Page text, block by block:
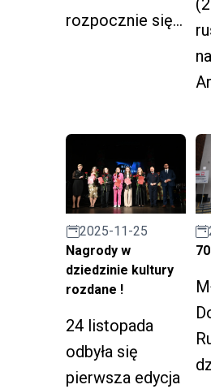
rozpocznie się
2025-11-25
Nagrody w
dziedzinie kultury
rozdane !
24 listopada
odbyła się
pierwsza edycja